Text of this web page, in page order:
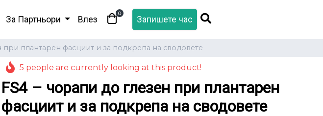
За Партньори Влез
0
Запишете час
при плантарен фасциит и за подкрепа на сводовете
5 people are currently looking at this product!
FS4 – чорапи до глезен при плантарен
фасциит и за подкрепа на сводовете